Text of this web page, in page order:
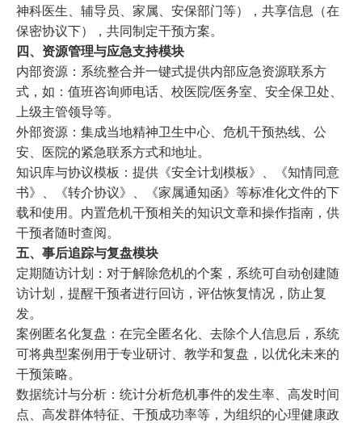
神科医生、辅导员、家属、安保部门等），共享信息（在
保密协议下），共同制定干预方案。
四、资源管理与应急支持模块
内部资源：系统整合并一键式提供内部应急资源联系方
式，如：值班咨询师电话、校医院/医务室、安全保卫处、
上级主管领导等。
外部资源：集成当地精神卫生中心、危机干预热线、公
安、医院的紧急联系方式和地址。
知识库与协议模板： 提供《安全计划模板》、《知情同意
书》、《转介协议》、《家属通知函》等标准化文件的下
载和使用。 内置危机干预相关的知识文章和操作指南，供
干预者随时查阅。
五、事后追踪与复盘模块
定期随访计划： 对于解除危机的个案，系统可自动创建随
访计划，提醒干预者进行回访，评估恢复情况，防止复
发。
案例匿名化复盘： 在完全匿名化、去除个人信息后，系统
可将典型案例用于专业研讨、教学和复盘，以优化未来的
干预策略。
数据统计与分析： 统计分析危机事件的发生率、高发时间
点、高发群体特征、干预成功率等，为组织的心理健康政